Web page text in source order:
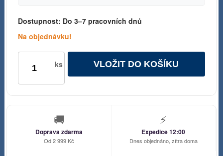
Dostupnost: Do 3–7 pracovních dnů
Na objednávku!
ks VLOŽIT DO KOŠÍKU
🚚
Doprava zdarma
Od 2 999 Kč
⚡
Expedice 12:00
Dnes objednáno, zítra doma